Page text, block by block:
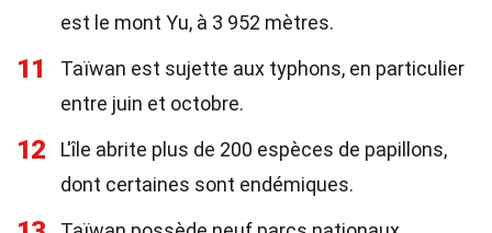
est le mont Yu, à 3 952 mètres.
11
Taïwan est sujette aux typhons, en particulier
entre juin et octobre.
12
L'île abrite plus de 200 espèces de papillons,
dont certaines sont endémiques.